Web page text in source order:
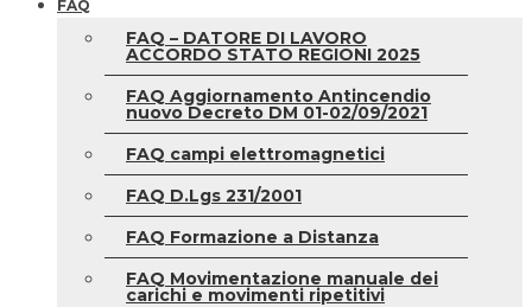
FAQ
FAQ – DATORE DI LAVORO
ACCORDO STATO REGIONI 2025
FAQ Aggiornamento Antincendio
nuovo Decreto DM 01-02/09/2021
FAQ campi elettromagnetici
FAQ D.Lgs 231/2001
FAQ Formazione a Distanza
FAQ Movimentazione manuale dei
carichi e movimenti ripetitivi